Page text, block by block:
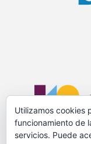
Utilizamos cookies
funcionamiento de
servicios. Puede